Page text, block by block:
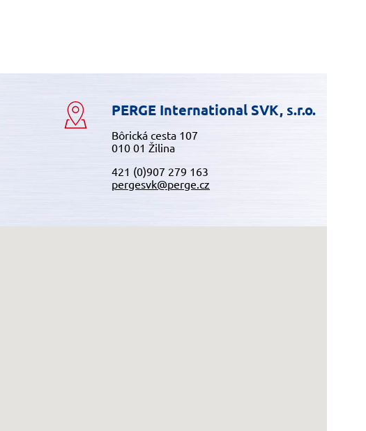
PERGE International SVK, s.r.o.
Bôrická cesta 107
010 01 Žilina
421 (0)907 279 163
pergesvk@perge.cz